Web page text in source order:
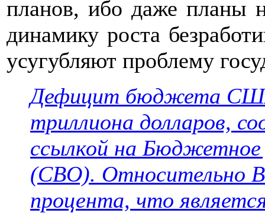
планов, ибо даже планы
динамику роста
усугубляют проблему
Дефицит бюджета США
триллиона долларов,
ссылкой на
(CBO). Относительно
процента, что